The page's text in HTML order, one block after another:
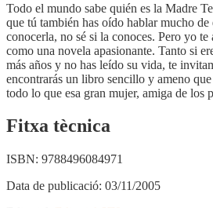
Todo el mundo sabe quién es la Madre
que tú también has oído hablar mucho de
conocerla, no sé si la conoces. Pero yo te
como una novela apasionante. Tanto si
más años y no has leído su vida, te
encontrarás un libro sencillo y ameno
todo lo que esa gran mujer, amiga de los
Fitxa tècnica
ISBN: 9788496084971
Data de publicació: 03/11/2005